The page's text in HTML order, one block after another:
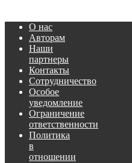
О нас
Авторам
Наши
партнеры
Контакты
Сотрудничество
Особое
уведомление
Ограничение
ответственности
Политика
в
отношении